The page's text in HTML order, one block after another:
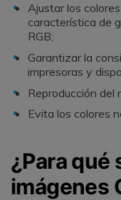
Ajustar los
característica de
RGB;
Garantizar la
impresoras y
Reproducción del
Evita los colores
¿Para qué
imágenes